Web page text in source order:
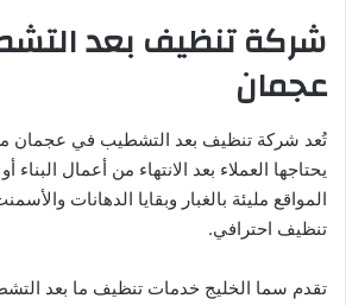
شركة تنظيف بعد
عجمان
تُعد شركة تنظيف بعد التشطيب في عجمان
يحتاجها العملاء بعد الانتهاء من أعمال البناء
المواقع مليئة بالغبار وبقايا الدهانات
تنظيف احترافي.
تقدم سما الخليج خدمات تنظيف ما بعد